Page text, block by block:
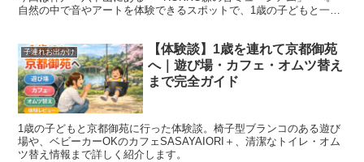
自然の中で音やアートを体験できるスポットで、1歳の子どもと一緒
子連れお出かけ
【体験談】1歳を連れて京都御苑
へ｜遊び場・カフェ・オムツ替え
まで完全ガイド
1歳の子どもと京都御苑に行った体験談。椅子型ブランコのある遊び
場や、ベビーカーOKのカフェSASAYAIORI＋、清潔なトイレ・オム
ツ替え情報まで詳しく紹介します。